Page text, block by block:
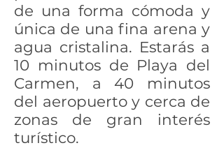
de una forma cómoda y
única de una fina arena y
agua cristalina. Estarás a
10 minutos de Playa del
Carmen, a 40 minutos
del aeropuerto y cerca de
zonas de gran interés
turístico.